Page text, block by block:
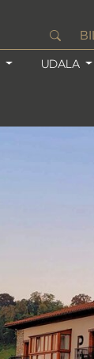
UDALA